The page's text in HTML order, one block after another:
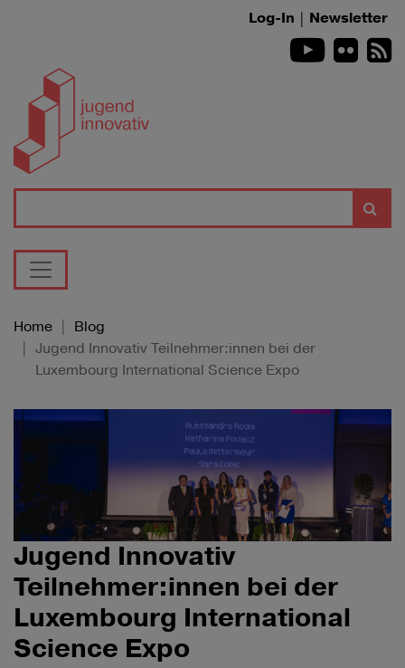
Log-In | Newsletter
Youtube
Flickr
Home
Blog
Jugend Innovativ Teilnehmer:innen bei der
Luxembourg International Science Expo
Jugend Innovativ
Teilnehmer:innen bei der
Luxembourg International
Science Expo